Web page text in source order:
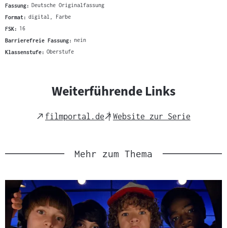
Fassung: Deutsche Originalfassung
Format: digital, Farbe
FSK: 16
Barrierefreie Fassung: nein
Klassenstufe: Oberstufe
Weiterführende Links
External
filmportal.de
External
Website zur Serie
Mehr zum Thema